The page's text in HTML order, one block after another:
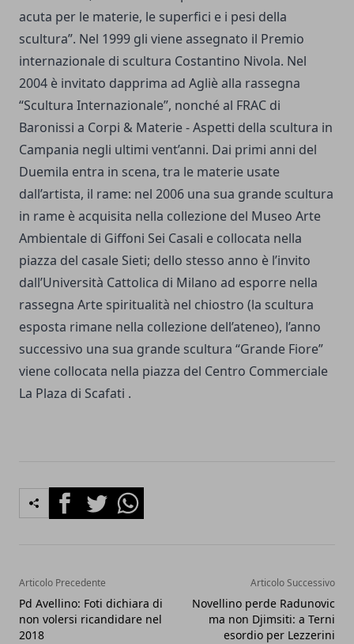
FacebookTwitterWhatsapp
Articolo Precedente
Pd Avellino: Foti dichiara di
non volersi ricandidare nel
2018
Articolo Successivo
Novellino perde Radunovic
ma non Djimsiti: a Terni
esordio per Lezzerini